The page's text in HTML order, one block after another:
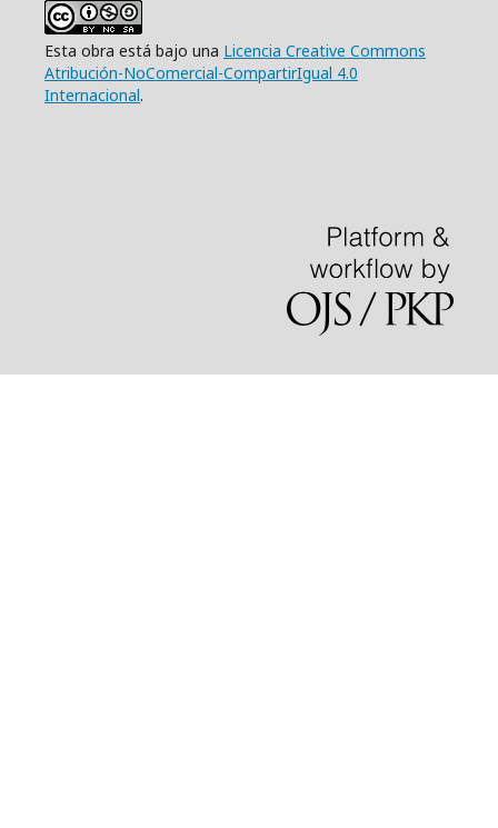
Esta obra está bajo una Licencia Creative Commons
Atribución-NoComercial-CompartirIgual 4.0
Internacional.